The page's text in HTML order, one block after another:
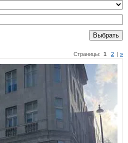
Выбрать
Страницы: 1 2 »